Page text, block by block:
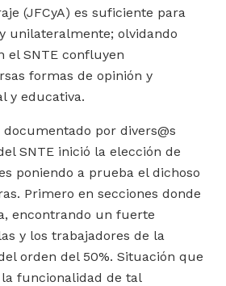
(JFCyA) es suficiente para
unilateralmente; olvidando
el SNTE confluyen
formas de opinión y
y educativa.
documentado por divers@s
SNTE inició la elección de
poniendo a prueba el dichoso
Primero en secciones donde
encontrando un fuerte
y los trabajadores de la
orden del 50%. Situación que
funcionalidad de tal